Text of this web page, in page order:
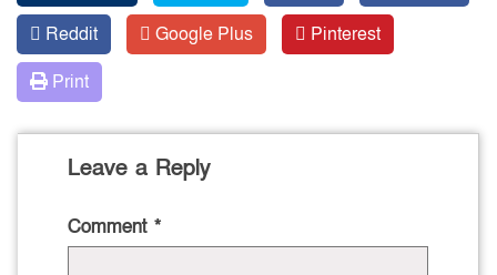
Reddit
Google Plus
Pinterest
Print
Leave a Reply
Comment *